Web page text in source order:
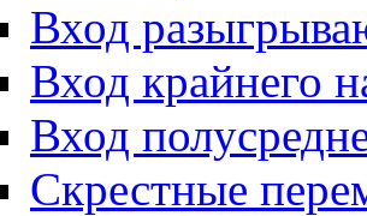
Вход
Вход крайнего
Вход
Скрестные